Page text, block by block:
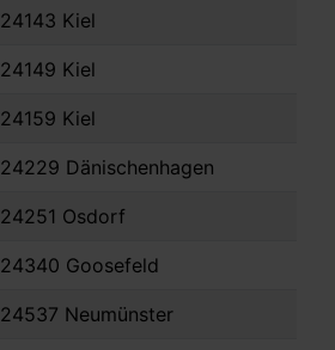
24143 Kiel
24149 Kiel
24159 Kiel
24229 Dänischenhagen
24251 Osdorf
24340 Goosefeld
24537 Neumünster